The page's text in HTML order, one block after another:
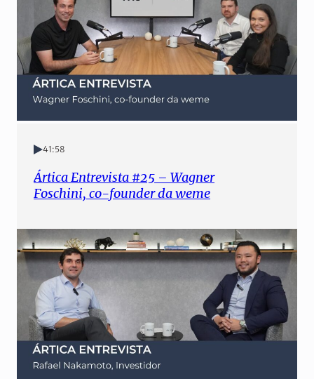
41:58
Ártica Entrevista #25 – Wagner
Foschini, co-founder da weme